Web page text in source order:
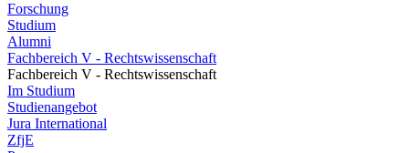
Forschung
Studium
Alumni
Fachbereich V - Rechtswissenschaft
Fachbereich V - Rechtswissenschaft
Im Studium
Studienangebot
Jura International
ZfjE